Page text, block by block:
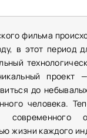
фильма
в этот период
проект
до
человека.
современного
жизни каждого